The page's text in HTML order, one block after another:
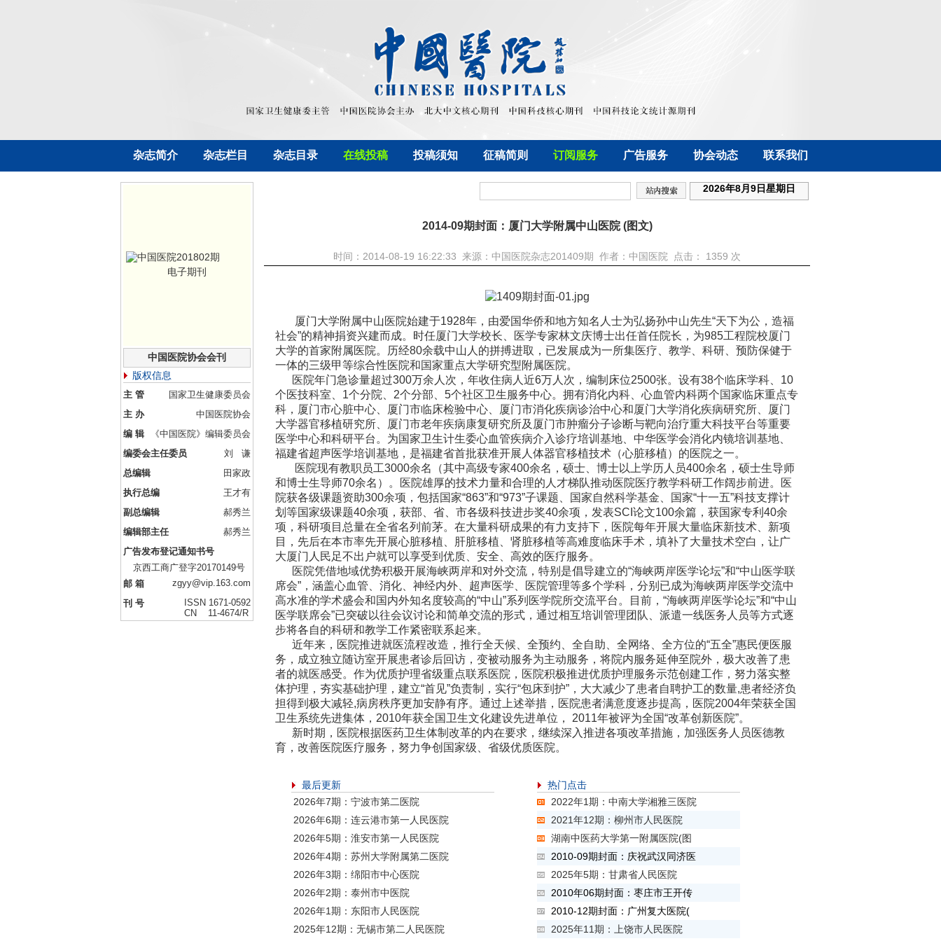
杂志简介 杂志栏目 杂志目录 在线投稿 投稿须知 征稿简则 订阅服务 广告服务 协会动态 联系我们
电子期刊
中国医院协会会刊
版权信息
主 管
国家卫生健康委员会
主 办
中国医院协会
编 辑
《中国医院》编辑委员会
编委会主任委员
刘 谦
总编辑
田家政
执行总编
王才有
副总编辑
郝秀兰
编辑部主任
郝秀兰
广告发布登记通知书号
京西工商广登字20170149号
邮 箱
zgyy@vip.163.com
刊 号
ISSN 1671-0592
CN 11-4674/R
2026年8月9日星期日
2014-09期封面：厦门大学附属中山医院 (图文)
时间：2014-08-19 16:22:33 来源：中国医院杂志201409期 作者：中国医院 点击： 1359 次
厦门大学附属中山医院始建于1928年，由爱国华侨和地方知名人士为弘扬孙中山先生“天下为公，造福
社会”的精神捐资兴建而成。时任厦门大学校长、医学专家林文庆博士出任首任院长，为985工程院校厦门
大学的首家附属医院。历经80余载中山人的拼搏进取，已发展成为一所集医疗、教学、科研、预防保健于
一体的三级甲等综合性医院和国家重点大学研究型附属医院。
医院年门急诊量超过300万余人次，年收住病人近6万人次，编制床位2500张。设有38个临床学科、10
个医技科室、1个分院、2个分部、5个社区卫生服务中心。拥有消化内科、心血管内科两个国家临床重点专
科，厦门市心脏中心、厦门市临床检验中心、厦门市消化疾病诊治中心和厦门大学消化疾病研究所、厦门
大学器官移植研究所、厦门市老年疾病康复研究所及厦门市肿瘤分子诊断与靶向治疗重大科技平台等重要
医学中心和科研平台。为国家卫生计生委心血管疾病介入诊疗培训基地、中华医学会消化内镜培训基地、
福建省超声医学培训基地，是福建省首批获准开展人体器官移植技术（心脏移植）的医院之一。
医院现有教职员工3000余名（其中高级专家400余名，硕士、博士以上学历人员400余名，硕士生导师
和博士生导师70余名）。医院雄厚的技术力量和合理的人才梯队推动医院医疗教学科研工作阔步前进。医
院获各级课题资助300余项，包括国家“863”和“973”子课题、国家自然科学基金、国家“十一五”科技支撑计
划等国家级课题40余项，获部、省、市各级科技进步奖40余项，发表SCI论文100余篇，获国家专利40余
项，科研项目总量在全省名列前茅。在大量科研成果的有力支持下，医院每年开展大量临床新技术、新项
目，先后在本市率先开展心脏移植、肝脏移植、肾脏移植等高难度临床手术，填补了大量技术空白，让广
大厦门人民足不出户就可以享受到优质、安全、高效的医疗服务。
医院凭借地域优势积极开展海峡两岸和对外交流，特别是倡导建立的“海峡两岸医学论坛”和“中山医学联
席会”，涵盖心血管、消化、神经内外、超声医学、医院管理等多个学科，分别已成为海峡两岸医学交流中
高水准的学术盛会和国内外知名度较高的“中山”系列医学院所交流平台。目前，“海峡两岸医学论坛”和“中山
医学联席会”已突破以往会议讨论和简单交流的形式，通过相互培训管理团队、派遣一线医务人员等方式逐
步将各自的科研和教学工作紧密联系起来。
近年来，医院推进就医流程改造，推行全天候、全预约、全自助、全网络、全方位的“五全”惠民便医服
务，成立独立随访室开展患者诊后回访，变被动服务为主动服务，将院内服务延伸至院外，极大改善了患
者的就医感受。作为优质护理省级重点联系医院，医院积极推进优质护理服务示范创建工作，努力落实整
体护理，夯实基础护理，建立“首见”负责制，实行“包床到护”，大大减少了患者自聘护工的数量,患者经济负
担得到极大减轻,病房秩序更加安静有序。通过上述举措，医院患者满意度逐步提高，医院2004年荣获全国
卫生系统先进集体，2010年获全国卫生文化建设先进单位， 2011年被评为全国“改革创新医院”。
新时期，医院根据医药卫生体制改革的内在要求，继续深入推进各项改革措施，加强医务人员医德教
育，改善医院医疗服务，努力争创国家级、省级优质医院。
最后更新
2026年7期：宁波市第二医院
2026年6期：连云港市第一人民医院
2026年5期：淮安市第一人民医院
2026年4期：苏州大学附属第二医院
2026年3期：绵阳市中心医院
2026年2期：泰州市中医院
2026年1期：东阳市人民医院
2025年12期：无锡市第二人民医院
热门点击
2022年1期：中南大学湘雅三医院
2021年12期：柳州市人民医院
湖南中医药大学第一附属医院(图
2010-09期封面：庆祝武汉同济医
2025年5期：甘肃省人民医院
2010年06期封面：枣庄市王开传
2010-12期封面：广州复大医院(
2025年11期：上饶市人民医院